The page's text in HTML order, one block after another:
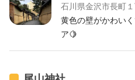
石川県金沢市長町
黄色の壁がかわい
ア🍋